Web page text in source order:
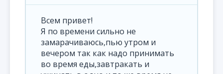
Всем привет!
Я по времени сильно не
замарачиваюсь,пью утром и
вечером так как надо принимать
во время еды,завтракать и